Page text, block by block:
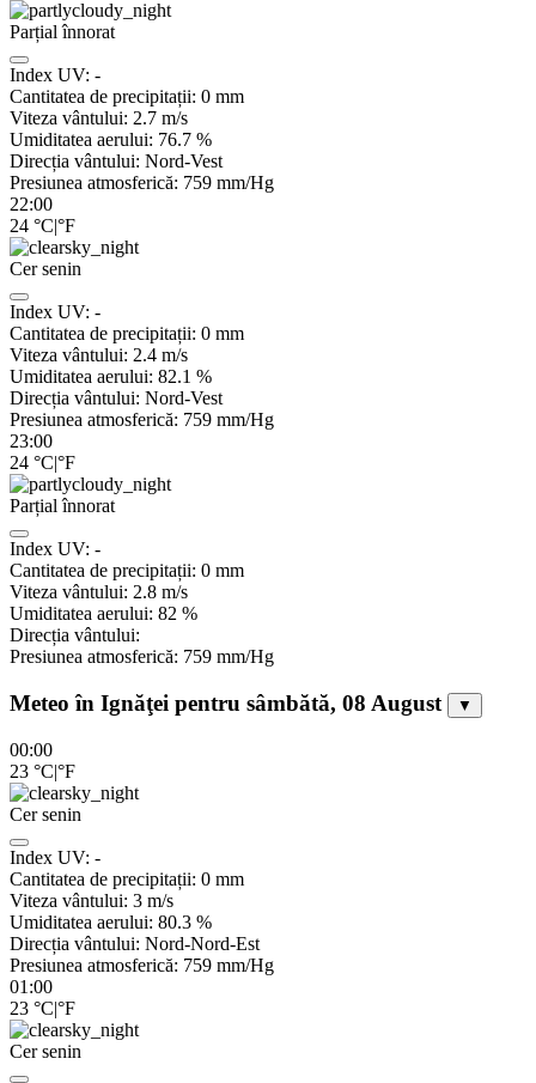
Parțial înnorat
Index UV: -
Cantitatea de precipitații: 0 mm
Viteza vântului: 2.7 m/s
Umiditatea aerului: 76.7 %
Direcția vântului: Nord-Vest
Presiunea atmosferică: 759 mm/Hg
22:00
24 °C|°F
Cer senin
Index UV: -
Cantitatea de precipitații: 0 mm
Viteza vântului: 2.4 m/s
Umiditatea aerului: 82.1 %
Direcția vântului: Nord-Vest
Presiunea atmosferică: 759 mm/Hg
23:00
24 °C|°F
Parțial înnorat
Index UV: -
Cantitatea de precipitații: 0 mm
Viteza vântului: 2.8 m/s
Umiditatea aerului: 82 %
Direcția vântului:
Presiunea atmosferică: 759 mm/Hg
Meteo în Ignăţei pentru sâmbătă, 08 August ▼
00:00
23 °C|°F
Cer senin
Index UV: -
Cantitatea de precipitații: 0 mm
Viteza vântului: 3 m/s
Umiditatea aerului: 80.3 %
Direcția vântului: Nord-Nord-Est
Presiunea atmosferică: 759 mm/Hg
01:00
23 °C|°F
Cer senin